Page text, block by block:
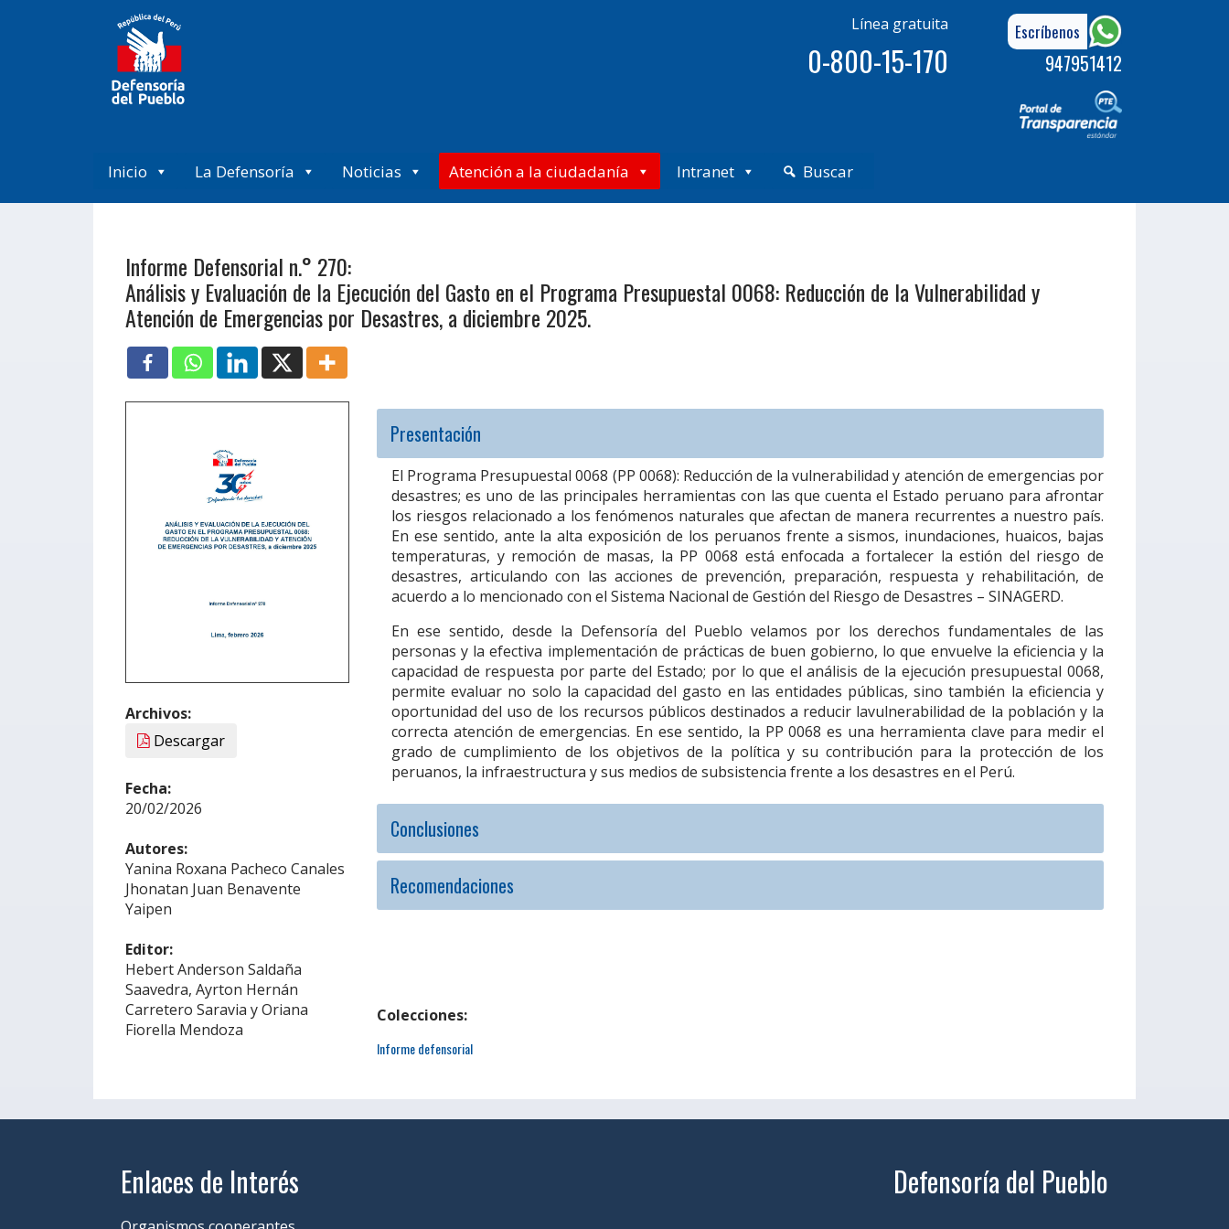
Línea gratuita
0-800-15-170
Escríbenos
947951412
Inicio La Defensoría Noticias Atención a la ciudadanía Intranet Buscar
Informe Defensorial n.° 270:
Análisis y Evaluación de la Ejecución del Gasto en el Programa Presupuestal 0068: Reducción de la Vulnerabilidad y
Atención de Emergencias por Desastres, a diciembre 2025.
Archivos:
Descargar
Fecha:
20/02/2026
Autores:
Yanina Roxana Pacheco Canales
Jhonatan Juan Benavente
Yaipen
Editor:
Hebert Anderson Saldaña
Saavedra, Ayrton Hernán
Carretero Saravia y Oriana
Fiorella Mendoza
Presentación
El Programa Presupuestal 0068 (PP 0068): Reducción de la vulnerabilidad y atención de emergencias por
desastres; es uno de las principales herramientas con las que cuenta el Estado peruano para afrontar
los riesgos relacionado a los fenómenos naturales que afectan de manera recurrentes a nuestro país.
En ese sentido, ante la alta exposición de los peruanos frente a sismos, inundaciones, huaicos, bajas
temperaturas, y remoción de masas, la PP 0068 está enfocada a fortalecer la estión del riesgo de
desastres, articulando con las acciones de prevención, preparación, respuesta y rehabilitación, de
acuerdo a lo mencionado con el Sistema Nacional de Gestión del Riesgo de Desastres – SINAGERD.
En ese sentido, desde la Defensoría del Pueblo velamos por los derechos fundamentales de las
personas y la efectiva implementación de prácticas de buen gobierno, lo que envuelve la eficiencia y la
capacidad de respuesta por parte del Estado; por lo que el análisis de la ejecución presupuestal 0068,
permite evaluar no solo la capacidad del gasto en las entidades públicas, sino también la eficiencia y
oportunidad del uso de los recursos públicos destinados a reducir lavulnerabilidad de la población y la
correcta atención de emergencias. En ese sentido, la PP 0068 es una herramienta clave para medir el
grado de cumplimiento de los objetivos de la política y su contribución para la protección de los
peruanos, la infraestructura y sus medios de subsistencia frente a los desastres en el Perú.
Conclusiones
Recomendaciones
Colecciones:
Informe defensorial
Enlaces de Interés Defensoría del Pueblo